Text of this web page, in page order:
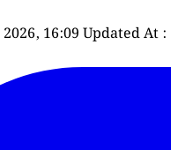
16:09 Updated At :